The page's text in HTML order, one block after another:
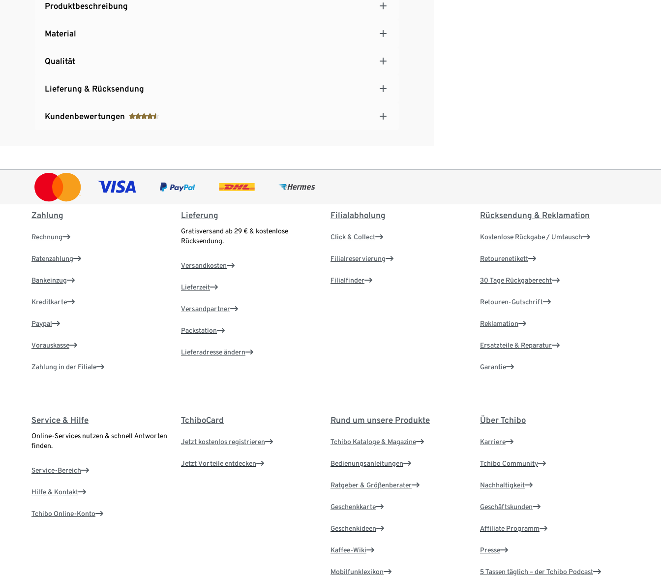
Produktbeschreibung
Material
Qualität
Lieferung & Rücksendung
Kundenbewertungen
Zahlung
Rechnung
Ratenzahlung
Bankeinzug
Kreditkarte
Paypal
Vorauskasse
Zahlung in der Filiale
Lieferung
Gratisversand ab 29 € & kostenlose
Rücksendung.
Versandkosten
Lieferzeit
Versandpartner
Packstation
Lieferadresse ändern
Filialabholung
Click & Collect
Filialreservierung
Filialfinder
Rücksendung & Reklamation
Kostenlose Rückgabe / Umtausch
Retourenetikett
30 Tage Rückgaberecht
Retouren-Gutschrift
Reklamation
Ersatzteile & Reparatur
Garantie
Service & Hilfe
Online-Services nutzen & schnell Antworten
finden.
Service-Bereich
Hilfe & Kontakt
Tchibo Online-Konto
TchiboCard
Jetzt kostenlos registrieren
Jetzt Vorteile entdecken
Rund um unsere Produkte
Tchibo Kataloge & Magazine
Bedienungsanleitungen
Ratgeber & Größenberater
Geschenkkarte
Geschenkideen
Kaffee-Wiki
Mobilfunklexikon
Über Tchibo
Karriere
Tchibo Community
Nachhaltigkeit
Geschäftskunden
Affiliate Programm
Presse
5 Tassen täglich – der Tchibo Podcast